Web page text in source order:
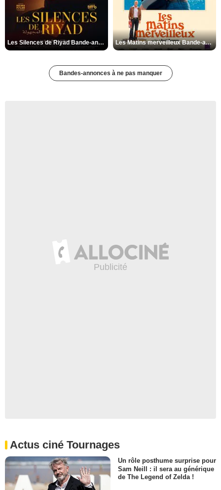
Les Silences de Riyad Bande-annonce VO STFR Les Matins merveilleux Bande-annonce VF
Bandes-annonces à ne pas manquer
Actus ciné Tournages
Un rôle posthume surprise pour
Sam Neill : il sera au générique
de The Legend of Zelda !